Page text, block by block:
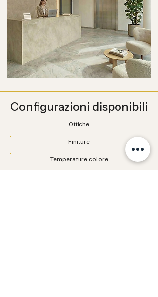
Configurazioni disponibili
Ottiche
Finiture
Temperature colore